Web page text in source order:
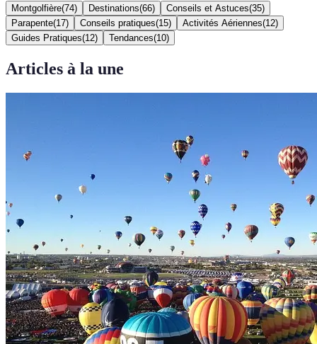
Montgolfière(74) Destinations(66) Conseils et Astuces(35)
Parapente(17) Conseils pratiques(15) Activités Aériennes(12)
Guides Pratiques(12) Tendances(10)
Articles à la une